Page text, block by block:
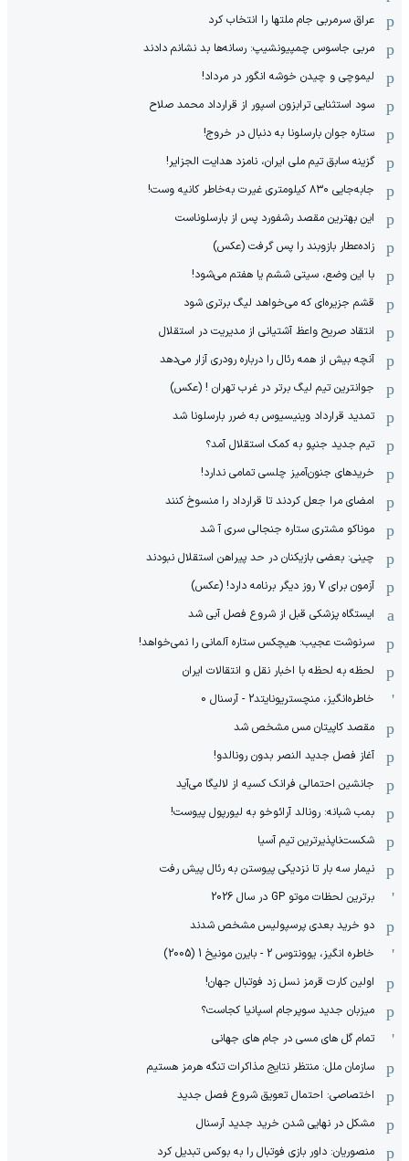
عراق سرمربی جام ملتها را انتخاب کرد
مربی جاسوس چمپیونشیپ: رسانه‌ها بد نشانم دادند
لیموچی و چیدن خوشه انگور در مرداد!
سود استثنایی ترابزون اسپور از قرارداد محمد صلاح
ستاره جوان بارسلونا به دنبال در خروج!
گزینه سابق تیم ملی ایران، نامزد هدایت الجزایر!
جابه‌جایی ۸۳۰ کیلومتری غیرت به‌خاطر کانیه وست!
این بهترین مقصد رشفورد پس از بارسلوناست
زاده‌عطار بازوبند را پس گرفت (عکس)
با این وضع، سیتی ششم یا هفتم می‌شود!
قشم جزیره‌ای که می‌خواهد لیگ برتری شود
انتقاد صریح واعظ آشتیانی از مدیریت در استقلال
آنچه بیش از همه رئال را درباره رودری آزار می‌دهد
جوانترین تیم لیگ برتر در غرب تهران ! (عکس)
تمدید قرارداد وینیسیوس به ضرر بارسلونا شد
تیم جدید جنپو به کمک استقلال آمد؟
خریدهای جنون‌آمیز چلسی تمامی ندارد!
امضای مرا جعل کردند تا قرارداد را منسوخ کنند
موناکو مشتری ستاره جنجالی سری آ شد
چینی: بعضی بازیکنان در حد پیراهن استقلال نبودند
آزمون برای 7 روز دیگر برنامه دارد! (عکس)
ایستگاه پزشکی قبل از شروع فصل آبی شد
سرنوشت عجیب: هیچکس ستاره آلمانی را نمی‌خواهد!
لحظه به لحظه با اخبار نقل و انتقالات ایران
خاطره‌انگیز، منچستریونایتد2 - آرسنال 0
مقصد کاپیتان مس مشخص شد
آغاز فصل جدید النصر بدون رونالدو!
جانشین احتمالی فرانک کسیه از لالیگا می‌آید
بمب شبانه: رونالد آرائوخو به لیورپول پیوست!
شکست‌ناپذیرترین تیم آسیا
نیمار سه بار تا نزدیکی پیوستن به رئال پیش رفت
برترین لحظات موتو GP در سال 2026
دو خرید بعدی پرسپولیس مشخص شدند
خاطره انگیز، یوونتوس 2 - بایرن مونیخ 1 (2005)
اولین کارت قرمز نسل زد فوتبال جهان!
میزبان جدید سوپرجام اسپانیا کجاست؟
تمام گل های مسی در جام های جهانی
سازمان ملل: منتظر نتایج مذاکرات تنگه هرمز هستیم
اختصاصی: احتمال تعویق شروع فصل جدید
مشکل در نهایی شدن خرید جدید آرسنال
منصوریان: داور بازی فوتبال را به بوکس تبدیل کرد